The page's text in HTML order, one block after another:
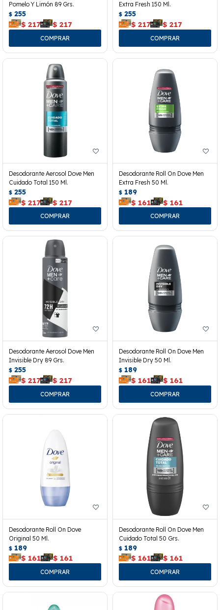
Pomelo Y Limón 89 Grs.
$ 255
$ 217 $ 217
Extra Fresh 150 Ml.
$ 255
$ 217 $ 217
Desodorante Aerosol Dove Men
Cuidado Total 150 Ml.
$ 255
$ 217 $ 217
Desodorante Roll On Dove Men
Extra Fresh 50 Ml.
$ 189
$ 161 $ 161
Desodorante Aerosol Dove Men
Invisible Dry 89 Grs.
$ 255
$ 217 $ 217
Desodorante Roll On Dove Men
Invisible Dry 50 Ml.
$ 189
$ 161 $ 161
Desodorante Roll On Dove
Original 50 Ml.
$ 189
$ 161 $ 161
Desodorante Roll On Dove Men
Cuidado Total 50 Grs.
$ 189
$ 161 $ 161